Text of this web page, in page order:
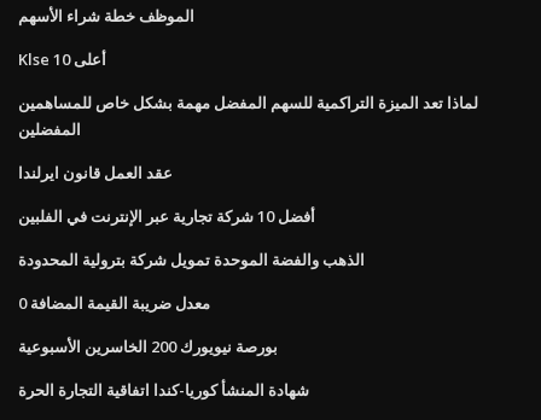
الموظف خطة شراء الأسهم
Klse أعلى 10
لماذا تعد الميزة التراكمية للسهم المفضل مهمة بشكل خاص للمساهمين
المفضلين
عقد العمل قانون ايرلندا
أفضل 10 شركة تجارية عبر الإنترنت في الفلبين
الذهب والفضة الموحدة تمويل شركة بترولية المحدودة
0 معدل ضريبة القيمة المضافة
بورصة نيويورك 200 الخاسرين الأسبوعية
شهادة المنشأ كوريا-كندا اتفاقية التجارة الحرة